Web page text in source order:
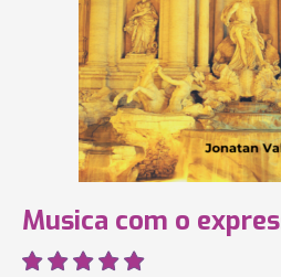
Musica com o